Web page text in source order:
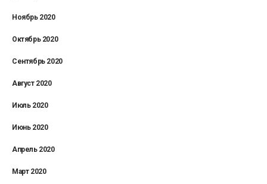
Ноябрь 2020
Октябрь 2020
Сентябрь 2020
Август 2020
Июль 2020
Июнь 2020
Апрель 2020
Март 2020